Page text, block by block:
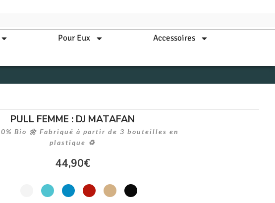
Pour Eux
Accessoires
PULL FEMME : DJ MATAFAN
Bio 🌼 Fabriqué à partir de 3 bouteilles en
plastique ♻
44,90€